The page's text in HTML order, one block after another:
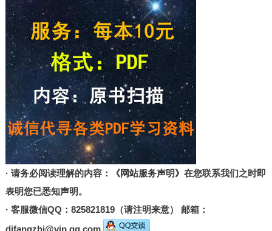
· 请务必阅读理解的内容： 《网站服务声明》 在您联系我们之时即
表明您已悉知声明。
· 客服微信QQ：825821819（请注明来意） 邮箱：
difangzhi@vip.qq.com